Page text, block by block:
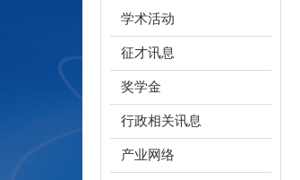
学术活动
征才讯息
奖学金
行政相关讯息
产业网络